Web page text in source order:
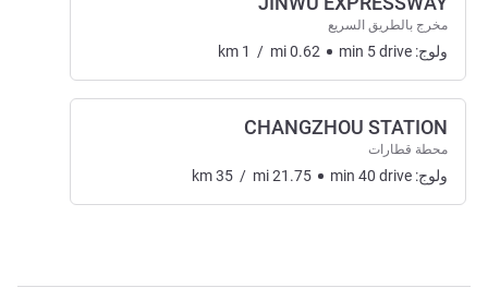
مخرج بالطريق السريع
ولوج: km 1 / mi0.62 min 5drive
CHANGZHOU STATION
محطة قطارات
ولوج: km35 / mi21.75 min 40 drive